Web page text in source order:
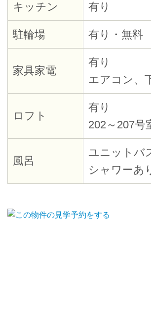
キッチン 有り
駐輪場 有り・無料
家具家電
有り
エアコン、
ロフト
有り
202～207号
風呂
ユニットバ
シャワーあ